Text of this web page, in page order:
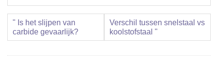
" Is het slijpen van
carbide gevaarlijk?
Verschil tussen snelstaal vs
koolstofstaal "